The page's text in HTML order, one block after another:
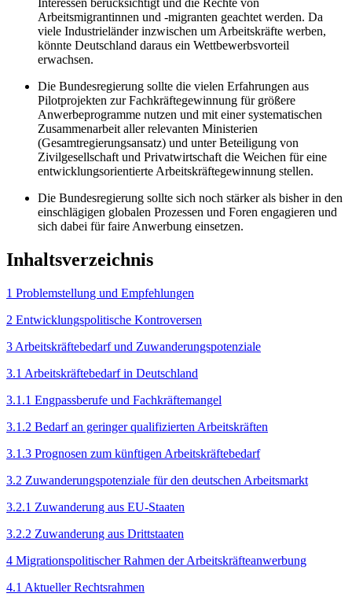
Arbeitsmigrantinnen und ‑migranten geachtet werden. Da
viele Industrieländer inzwischen um Arbeitskräfte werben,
könnte Deutsch­land daraus ein Wettbewerbsvorteil
erwachsen.
Die Bundesregierung sollte die vielen Erfahrungen aus
Pilotprojekten zur Fachkräftegewinnung für größere
Anwerbeprogramme nutzen und mit einer systematischen
Zusammenarbeit aller relevanten Ministerien
(Gesamtregierungsansatz) und unter Beteiligung von
Zivilgesellschaft und Privatwirtschaft die Weichen für eine
entwicklungsorientierte Arbeits­kräftegewinnung stellen.
Die Bundesregierung sollte sich noch stärker als bisher in den
einschlä­gigen globalen Prozessen und Foren engagieren und
sich dabei für faire Anwerbung einsetzen.
Inhaltsverzeichnis
1 Problemstellung und Empfehlungen
2 Entwicklungspolitische Kontroversen
3 Arbeitskräftebedarf und Zuwanderungspotenziale
3.1 Arbeitskräftebedarf in Deutschland
3.1.1 Engpassberufe und Fachkräftemangel
3.1.2 Bedarf an geringer qualifizierten Arbeitskräften
3.1.3 Prognosen zum künftigen Arbeitskräftebedarf
3.2 Zuwanderungspotenziale für den deutschen Arbeitsmarkt
3.2.1 Zuwanderung aus EU-Staaten
3.2.2 Zuwanderung aus Drittstaaten
4 Migrationspolitischer Rahmen der Arbeitskräfteanwerbung
4.1 Aktueller Rechtsrahmen